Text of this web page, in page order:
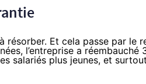
résorber. Et cela passe par le
l’entreprise a réembauché
salariés plus jeunes, et